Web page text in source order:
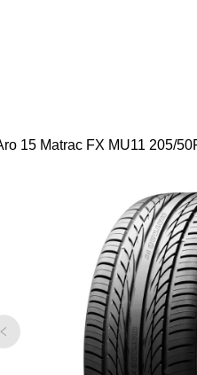
15 Matrac FX MU11 205/